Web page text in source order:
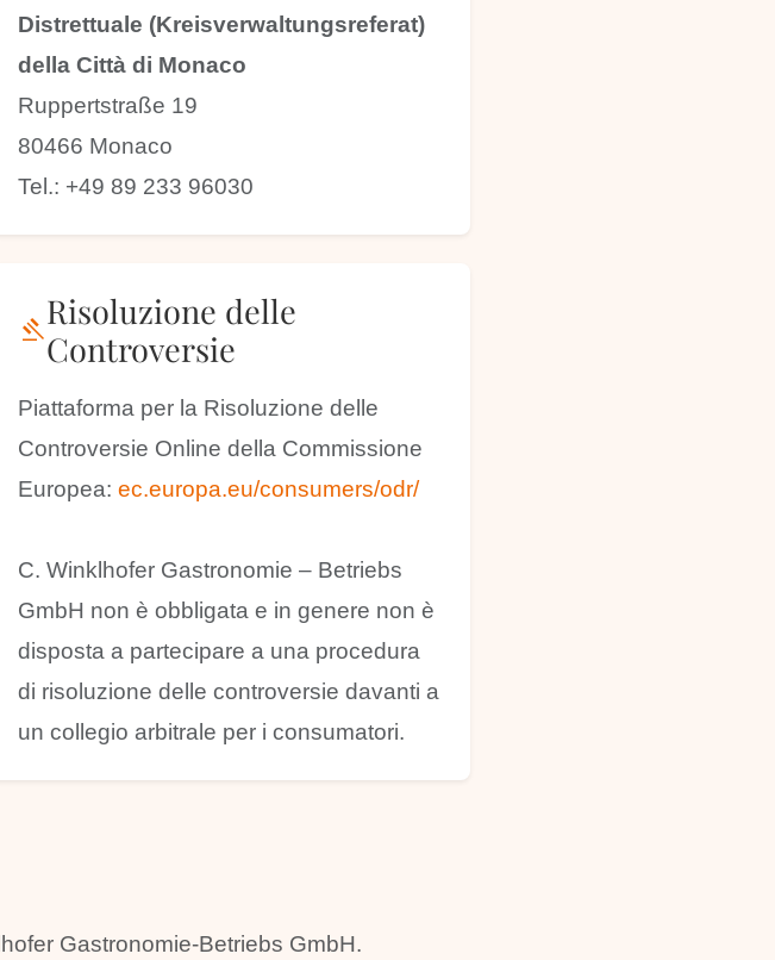
Distrettuale (Kreisverwaltungsreferat)
della Città di Monaco
Ruppertstraße 19
80466 Monaco
Tel.: +49 89 233 96030
gavelRisoluzione delle
Controversie
Piattaforma per la Risoluzione delle
Controversie Online della Commissione
Europea: ec.europa.eu/consumers/odr/
C. Winklhofer Gastronomie – Betriebs
GmbH non è obbligata e in genere non è
disposta a partecipare a una procedura
di risoluzione delle controversie davanti a
un collegio arbitrale per i consumatori.
Gastronomie-Betriebs GmbH.